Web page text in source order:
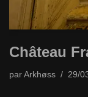
Château
par Arkhøss 29/